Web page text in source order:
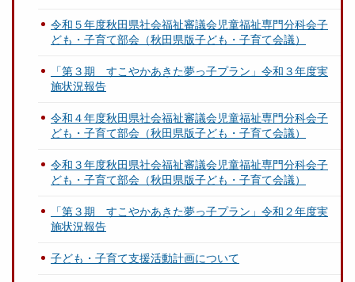
令和５年度秋田県社会福祉審議会児童福祉専門分科会子
ども・子育て部会（秋田県版子ども・子育て会議）
「第３期 すこやかあきた夢っ子プラン」令和３年度実
施状況報告
令和４年度秋田県社会福祉審議会児童福祉専門分科会子
ども・子育て部会（秋田県版子ども・子育て会議）
令和３年度秋田県社会福祉審議会児童福祉専門分科会子
ども・子育て部会（秋田県版子ども・子育て会議）
「第３期 すこやかあきた夢っ子プラン」令和２年度実
施状況報告
子ども・子育て支援活動計画について